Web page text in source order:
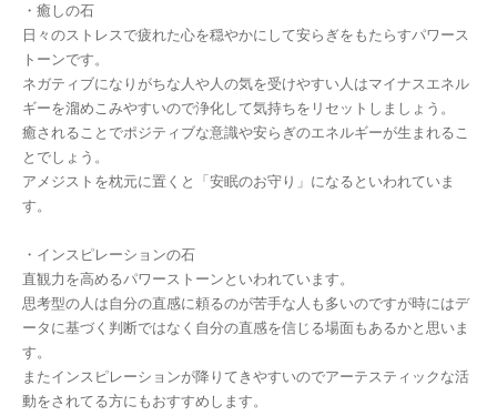
・癒しの石
日々のストレスで疲れた心を穏やかにして安らぎをもたらすパワース
トーンです。
ネガティブになりがちな人や人の気を受けやすい人はマイナスエネル
ギーを溜めこみやすいので浄化して気持ちをリセットしましょう。
癒されることでポジティブな意識や安らぎのエネルギーが生まれるこ
とでしょう。
アメジストを枕元に置くと「安眠のお守り」になるといわれていま
す。
・インスピレーションの石
直観力を高めるパワーストーンといわれています。
思考型の人は自分の直感に頼るのが苦手な人も多いのですが時にはデ
ータに基づく判断ではなく自分の直感を信じる場面もあるかと思いま
す。
またインスピレーションが降りてきやすいのでアーテスティックな活
動をされてる方にもおすすめします。